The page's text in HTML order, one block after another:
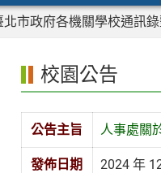
北市政府各機關學校通訊
校園公告
公告主旨 人事處關
發佈日期 2024 年